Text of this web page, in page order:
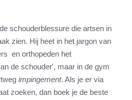
schouderblessure die artsen in
zien. Hij heet in het jargon van
en orthopeden het
de schouder', maar in de gym
impingement. Als je er via
zoeken, dan boek je de beste